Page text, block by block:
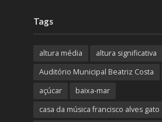
Tags
altura média altura significativa
Auditório Municipal Beatriz Costa
açúcar
baixa-mar
casa da música francisco alves gato